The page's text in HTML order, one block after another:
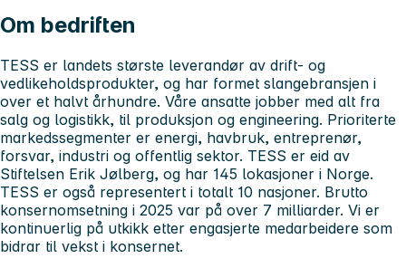
Om bedriften
TESS er landets største leverandør av drift- og
vedlikeholdsprodukter, og har formet slangebransjen i
over et halvt århundre. Våre ansatte jobber med alt fra
salg og logistikk, til produksjon og engineering. Prioriterte
markedssegmenter er energi, havbruk, entreprenør,
forsvar, industri og offentlig sektor. TESS er eid av
Stiftelsen Erik Jølberg, og har 145 lokasjoner i Norge.
TESS er også representert i totalt 10 nasjoner. Brutto
konsernomsetning i 2025 var på over 7 milliarder. Vi er
kontinuerlig på utkikk etter engasjerte medarbeidere som
bidrar til vekst i konsernet.